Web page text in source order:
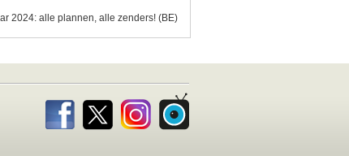
2024: alle plannen, alle zenders! (BE)